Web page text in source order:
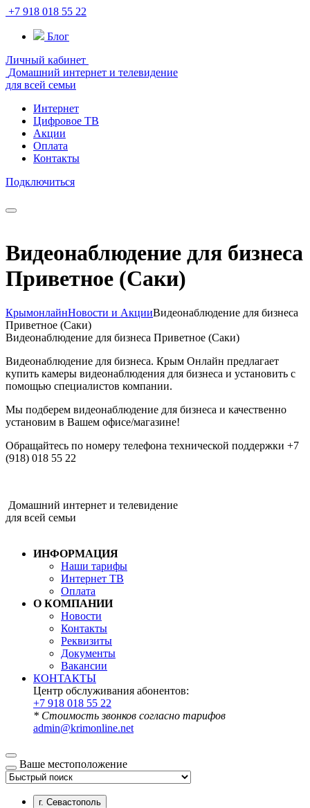
+7 918 018 55 22
Блог
Личный кабинет
Домашний интернет и телевидение
для всей семьи
Интернет
Цифровое ТВ
Акции
Оплата
Контакты
Подключиться
Видеонаблюдение для бизнеса
Приветное (Саки)
КрымонлайнНовости и АкцииВидеонаблюдение для бизнеса
Приветное (Саки)
Видеонаблюдение для бизнеса Приветное (Саки)
Видеонаблюдение для бизнеса. Крым Онлайн предлагает
купить камеры видеонаблюдения для бизнеса и установить с
помощью специалистов компании.
Мы подберем видеонаблюдение для бизнеса и качественно
установим в Вашем офисе/магазине!
Обращайтесь по номеру телефона технической поддержки +7
(918) 018 55 22
Домашний интернет и телевидение
для всей семьи
ИНФОРМАЦИЯ
Наши тарифы
Интернет ТВ
Оплата
О КОМПАНИИ
Новости
Контакты
Реквизиты
Документы
Вакансии
КОНТАКТЫ
Центр обслуживания абонентов:
+7 918 018 55 22
* Стоимость звонков согласно тарифов
admin@krimonline.net
Ваше местоположение
г. Севастополь